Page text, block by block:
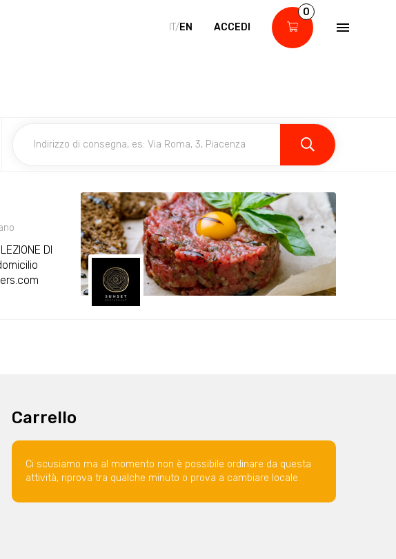
IT/EN ACCEDI
0
DI
Carrello
Ci scusiamo ma al momento non è possibile ordinare da questa
attività, riprova tra qualche minuto o prova a cambiare locale.